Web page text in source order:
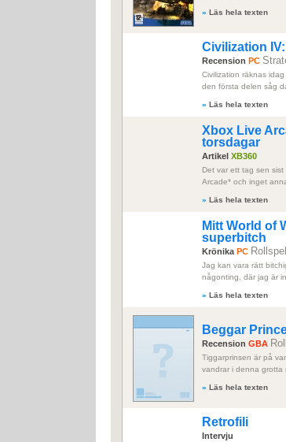
» Läs hela texten
Civilization
Recension PC
Civilization räknas
den första delen såg
» Läs hela texten
Xbox Live
torsdagar
Artikel XB360
Det var ett tag sen
Arcade* och inget
» Läs hela texten
Mitt World of
superbitch
Krönika PC Rollspel
Jag kan vara rätt
någonting, där jag är
» Läs hela texten
Beggar
Recension GBA
Tiggarprinsen är på
vandrar i denna grotta
» Läs hela texten
Retrofili
Intervju